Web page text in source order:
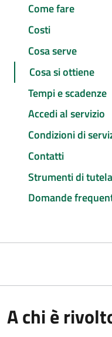
Come fare
Costi
Cosa serve
Cosa si ottiene
Tempi e scadenze
Accedi al servizio
Condizioni di
Contatti
Strumenti di tutela
Domande
A chi è